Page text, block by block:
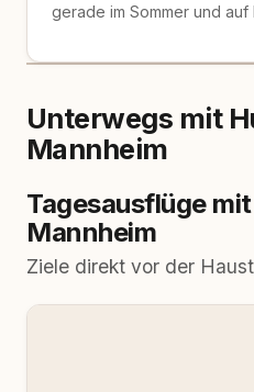
gerade im Sommer und
Unterwegs mit
Mannheim
Tagesausflüge
Mannheim
Ziele direkt vor der